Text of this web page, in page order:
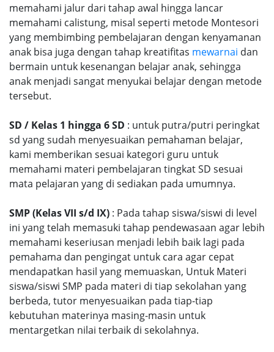
memahami jalur dari tahap awal hingga lancar
memahami calistung, misal seperti metode Montesori
yang membimbing pembelajaran dengan kenyamanan
anak bisa juga dengan tahap kreatifitas mewarnai dan
bermain untuk kesenangan belajar anak, sehingga
anak menjadi sangat menyukai belajar dengan metode
tersebut.
SD / Kelas 1 hingga 6 SD : untuk putra/putri peringkat
sd yang sudah menyesuaikan pemahaman belajar,
kami memberikan sesuai kategori guru untuk
memahami materi pembelajaran tingkat SD sesuai
mata pelajaran yang di sediakan pada umumnya.
SMP (Kelas VII s/d IX) : Pada tahap siswa/siswi di level
ini yang telah memasuki tahap pendewasaan agar lebih
memahami keseriusan menjadi lebih baik lagi pada
pemahama dan pengingat untuk cara agar cepat
mendapatkan hasil yang memuaskan, Untuk Materi
siswa/siswi SMP pada materi di tiap sekolahan yang
berbeda, tutor menyesuaikan pada tiap-tiap
kebutuhan materinya masing-masin untuk
mentargetkan nilai terbaik di sekolahnya.